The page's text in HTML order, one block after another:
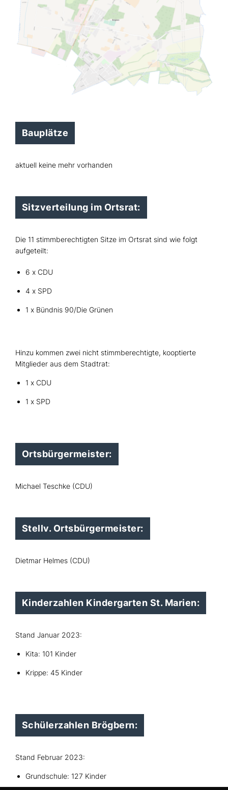
Bauplätze
aktuell keine mehr vorhanden
Sitzverteilung im Ortsrat:
Die 11 stimmberechtigten Sitze im Ortsrat sind wie folgt
aufgeteilt:
6 x CDU
4 x SPD
1 x Bündnis 90/Die Grünen
Hinzu kommen zwei nicht stimmberechtigte, kooptierte
Mitglieder aus dem Stadtrat:
1 x CDU
1 x SPD
Ortsbürgermeister:
Michael Teschke (CDU)
Stellv. Ortsbürgermeister:
Dietmar Helmes (CDU)
Kinderzahlen Kindergarten St. Marien:
Stand Januar 2023:
Kita: 101 Kinder
Krippe: 45 Kinder
Schülerzahlen Brögbern:
Stand Februar 2023:
Grundschule: 127 Kinder